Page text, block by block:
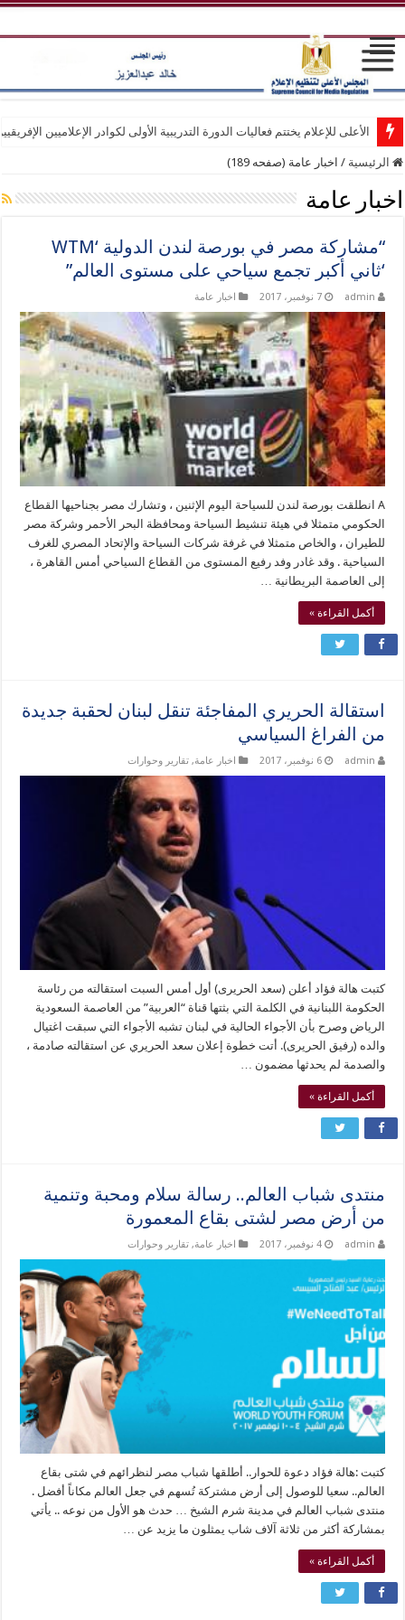
الأعلى للإعلام يختتم فعاليات الدورة التدريبية الأولى لكوادر الإعلاميين
الرئيسية / اخبار عامة (صفحه 189)
اخبار عامة
“مشاركة مصر في بورصة لندن الدولية ‘WTM
‘ثاني أكبر تجمع سياحي على مستوى العالم”
admin 7 نوفمبر، 2017 اخبار عامة
A انطلقت بورصة لندن للسياحة اليوم الإثنين ، وتشارك مصر بجناحيها القطاع
الحكومي متمثلا في هيئة تنشيط السياحة ومحافظة البحر الأحمر وشركة مصر
للطيران ، والخاص متمثلا في غرفة شركات السياحة والإتحاد المصري للغرف
السياحية . وقد غادر وفد رفيع المستوى من القطاع السياحي أمس القاهرة ،
إلى العاصمة البريطانية …
أكمل القراءة »
استقالة الحريري المفاجئة تنقل لبنان لحقبة جديدة
من الفراغ السياسي
admin 6 نوفمبر، 2017 اخبار عامة, تقارير وحوارات
كتبت هالة فؤاد أعلن (سعد الحريرى) أول أمس السبت استقالته من رئاسة
الحكومة اللبنانية في الكلمة التي بثتها قناة “العربية” من العاصمة السعودية
الرياض وصرح بأن الأجواء الحالية في لبنان تشبه الأجواء التي سبقت اغتيال
والده (رفيق الحريرى). أتت خطوة إعلان سعد الحريري عن استقالته صادمة ،
والصدمة لم يحدثها مضمون …
أكمل القراءة »
منتدى شباب العالم.. رسالة سلام ومحبة وتنمية
من أرض مصر لشتى بقاع المعمورة
admin 4 نوفمبر، 2017 اخبار عامة, تقارير وحوارات
كتبت :هالة فؤاد دعوة للحوار.. أطلقها شباب مصر لنظرائهم في شتى بقاع
العالم.. سعيا للوصول إلى أرض مشتركة تُسهم في جعل العالم مكاناً أفضل .
منتدى شباب العالم في مدينة شرم الشيخ … حدث هو الأول من نوعه .. يأتي
بمشاركة أكثر من ثلاثة آلاف شاب يمثلون ما يزيد عن …
أكمل القراءة »